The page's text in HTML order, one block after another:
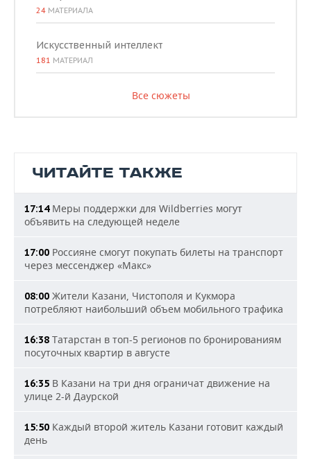
24 МАТЕРИАЛА
Искусственный интеллект
181 МАТЕРИАЛ
Все сюжеты
ЧИТАЙТЕ ТАКЖЕ
17:14Меры поддержки для Wildberries могут
объявить на следующей неделе
17:00 Россияне смогут покупать билеты на транспорт
через мессенджер «Макс»
08:00 Жители Казани, Чистополя и Кукмора
потребляют наибольший объем мобильного трафика
16:38 Татарстан в топ-5 регионов по бронированиям
посуточных квартир в августе
16:35 В Казани на три дня ограничат движение на
улице 2-й Даурской
15:50 Каждый второй житель Казани готовит каждый
день